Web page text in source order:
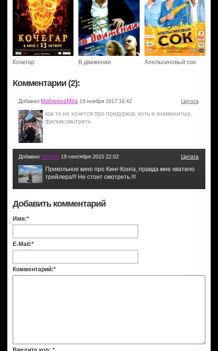
Кочегар В движении Апельсиновый сок
Комментарии (2):
Добавил MatveevaMila 19 ноября 2017 16:42 Цитата
как то не хочется про придурков, хоть и знаменитых,
фильм смотреть
Добавил mongo 19 сентября 2015 22:02 Цитата
Прикольное кино про Кинг-Конга, правда мне хватило
трейлера!!! Не стоит смотреть !!!
Добавить комментарий
Имя:*
E-Mail:*
Комментарий:*